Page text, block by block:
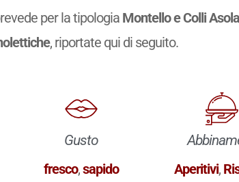
per la tipologia Montello e Colli
, riportate qui di seguito.
Gusto
fresco,sapido
Aperitivi,